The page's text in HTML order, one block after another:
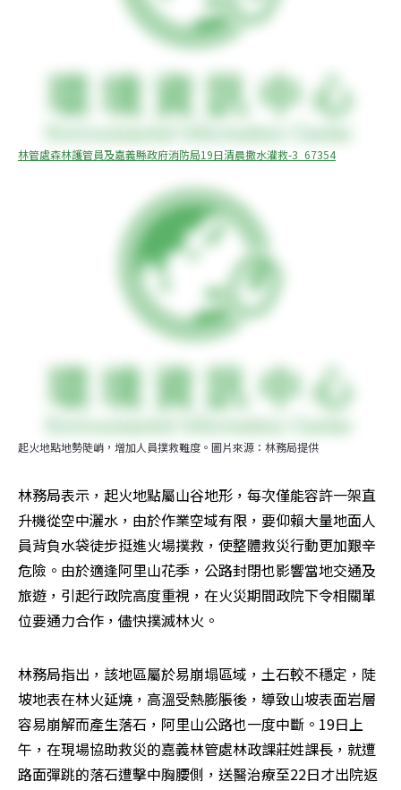
林管處森林護管員及嘉義縣政府消防局19日清晨撒水灌救-3_67354
起火地點地勢陡峭，增加人員撲救難度。圖片來源：林務局提供
林務局表示，起火地點屬山谷地形，每次僅能容許一架直
升機從空中灑水，由於作業空域有限，要仰賴大量地面人
員背負水袋徒步挺進火場撲救，使整體救災行動更加艱辛
危險。由於適逢阿里山花季，公路封閉也影響當地交通及
旅遊，引起行政院高度重視，在火災期間政院下令相關單
位要通力合作，儘快撲滅林火。
林務局指出，該地區屬於易崩塌區域，土石較不穩定，陡
坡地表在林火延燒，高溫受熱膨脹後，導致山坡表面岩層
容易崩解而產生落石，阿里山公路也一度中斷。19日上
午，在現場協助救災的嘉義林管處林政課莊姓課長，就遭
路面彈跳的落石遭擊中胸腰側，送醫治療至22日才出院返